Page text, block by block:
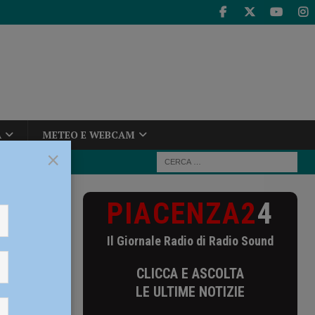
METEO E WEBCAM
per
PIACENZA24
Il Giornale Radio di Radio Sound
CLICCA E ASCOLTA
LE ULTIME NOTIZIE
×